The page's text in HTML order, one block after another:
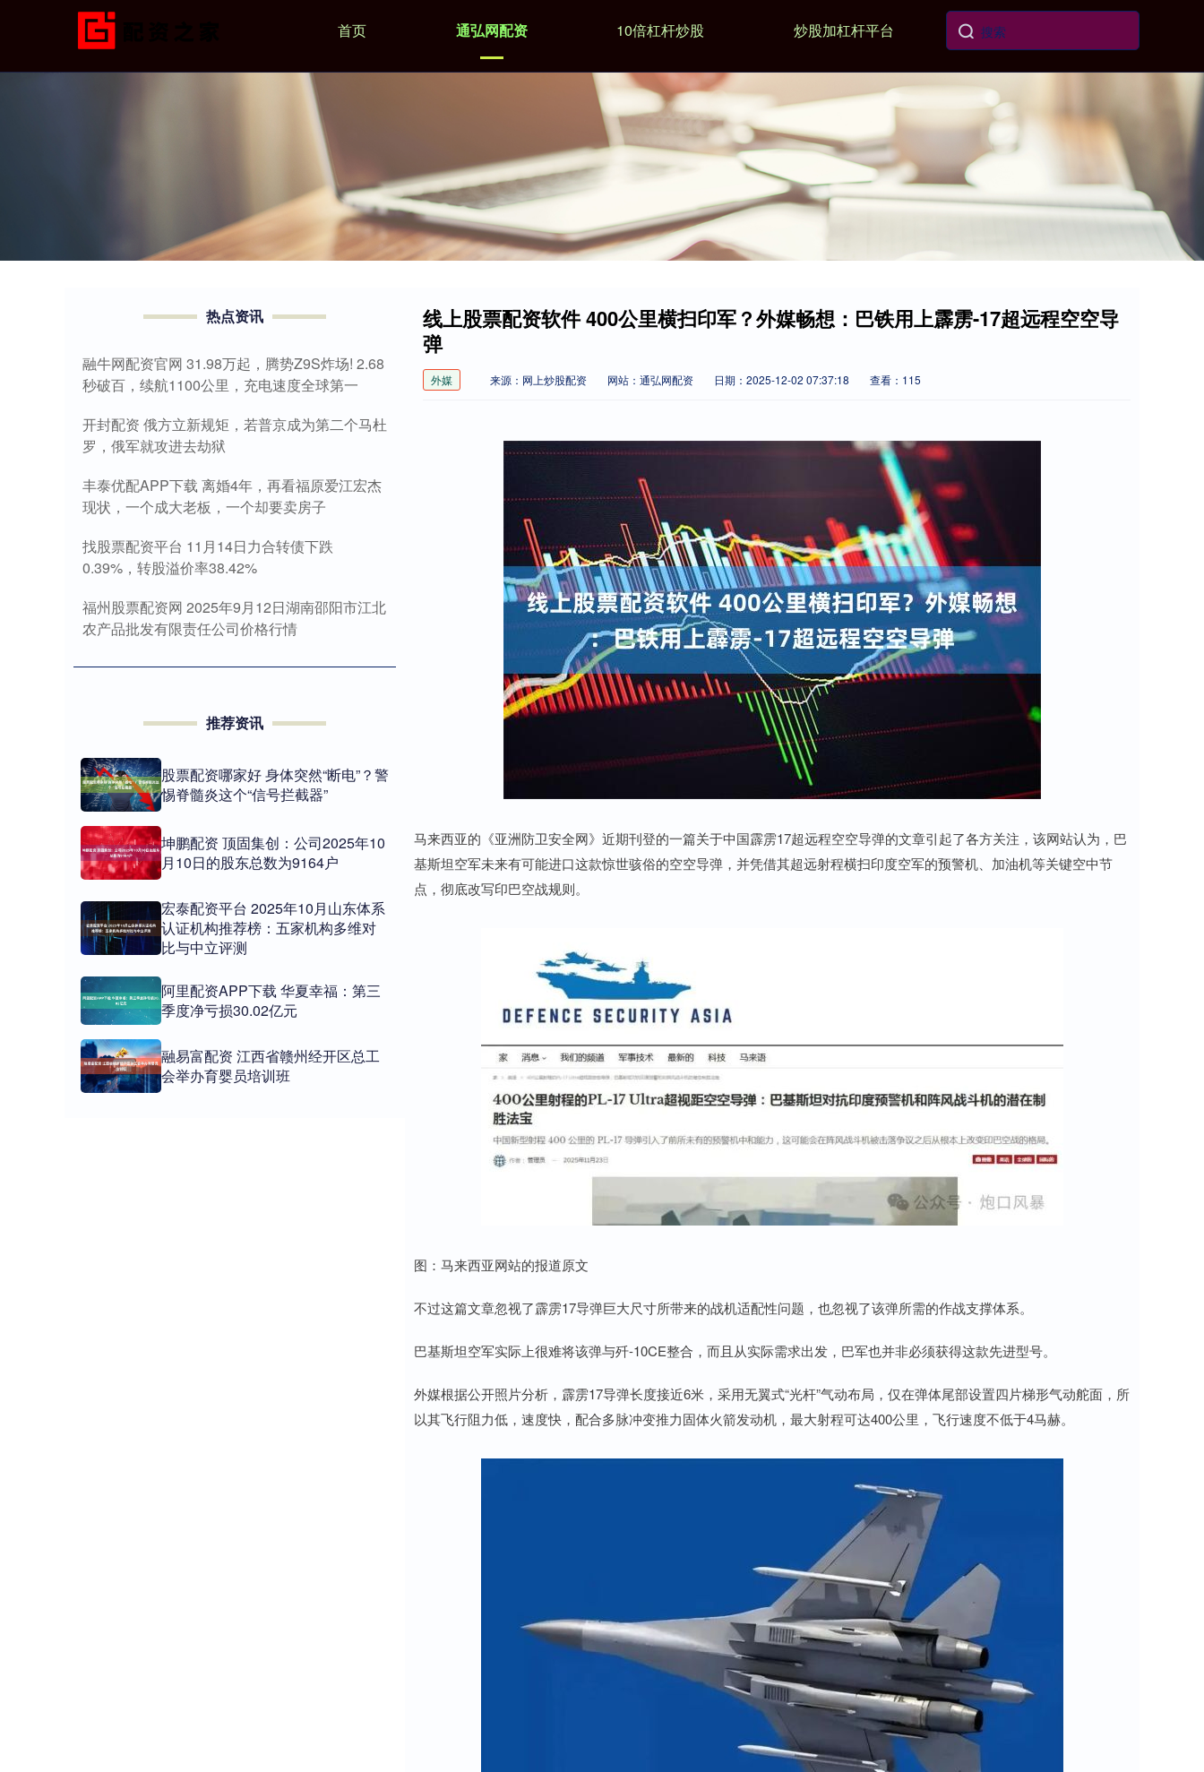
首页 通弘网配资 10倍杠杆炒股 炒股加杠杆平台
线上股票配资软件 400公里横扫印军？外媒畅想：巴铁用上霹雳-17超远程空空导
弹
外媒 来源：网上炒股配资 网站：通弘网配资 日期：2025-12-02 07:37:18 查看：115
马来西亚的《亚洲防卫安全网》近期刊登的一篇关于中国霹雳17超远程空空导弹的文章引起了各方关注，该网站认为，巴
基斯坦空军未来有可能进口这款惊世骇俗的空空导弹，并凭借其超远射程横扫印度空军的预警机、加油机等关键空中节
点，彻底改写印巴空战规则。
图：马来西亚网站的报道原文
不过这篇文章忽视了霹雳17导弹巨大尺寸所带来的战机适配性问题，也忽视了该弹所需的作战支撑体系。
巴基斯坦空军实际上很难将该弹与歼-10CE整合，而且从实际需求出发，巴军也并非必须获得这款先进型号。
外媒根据公开照片分析，霹雳17导弹长度接近6米，采用无翼式“光杆”气动布局，仅在弹体尾部设置四片梯形气动舵面，所
以其飞行阻力低，速度快，配合多脉冲变推力固体火箭发动机，最大射程可达400公里，飞行速度不低于4马赫。
热点资讯
融牛网配资官网 31.98万起，腾势Z9S炸场! 2.68
秒破百，续航1100公里，充电速度全球第一
开封配资 俄方立新规矩，若普京成为第二个马杜
罗，俄军就攻进去劫狱
丰泰优配APP下载 离婚4年，再看福原爱江宏杰
现状，一个成大老板，一个却要卖房子
找股票配资平台 11月14日力合转债下跌
0.39%，转股溢价率38.42%
福州股票配资网 2025年9月12日湖南邵阳市江北
农产品批发有限责任公司价格行情
推荐资讯
股票配资哪家好 身体突然“断电”？警
惕脊髓炎这个“信号拦截器”
坤鹏配资 顶固集创：公司2025年10
月10日的股东总数为9164户
宏泰配资平台 2025年10月山东体系
认证机构推荐榜：五家机构多维对
比与中立评测
阿里配资APP下载 华夏幸福：第三
季度净亏损30.02亿元
融易富配资 江西省赣州经开区总工
会举办育婴员培训班